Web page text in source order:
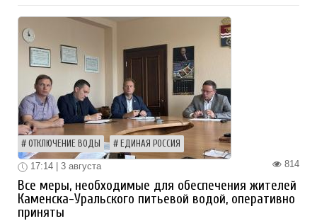
ОТКЛЮЧЕНИЕ ВОДЫ ЕДИНАЯ РОССИЯ
814
17:14 | 3 августа
Все меры, необходимые для обеспечения жителей
Каменска-Уральского питьевой водой, оперативно
приняты